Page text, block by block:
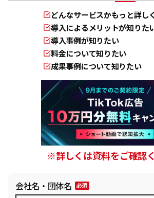
どんなサービスかもっと詳し
導入によるメリットが知りた
導入事例が知りたい
料金について知りたい
成果事例について知りたい
※詳しくは資料をご確認
会社名・団体名